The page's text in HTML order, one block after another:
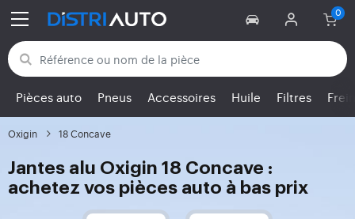
Retour aux catégories
Pièces auto Pneus Accessoires Huile Filtres
Oxigin 18 Concave
Jantes alu Oxigin 18 Concave :
achetez vos pièces auto à bas prix